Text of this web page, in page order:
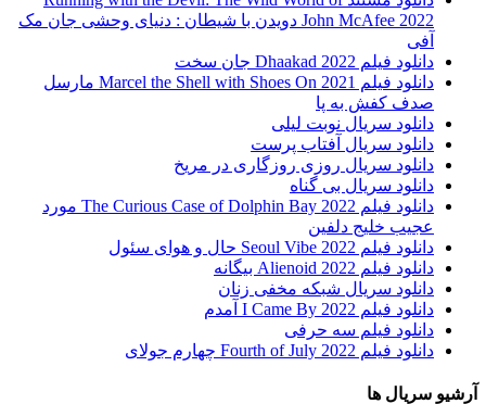
John McAfee 2022 دویدن با شیطان : دنیای وحشی جان مک
آفی
دانلود فیلم Dhaakad 2022 جان سخت
دانلود فیلم Marcel the Shell with Shoes On 2021 مارسل
صدف کفش به پا
دانلود سریال نوبت لیلی
دانلود سریال آفتاب پرست
دانلود سریال روزی روزگاری در مریخ
دانلود سریال بی گناه
دانلود فیلم The Curious Case of Dolphin Bay 2022 مورد
عجیب خلیج دلفین
دانلود فیلم Seoul Vibe 2022 حال و هوای سئول
دانلود فیلم Alienoid 2022 بیگانه
دانلود سریال شبکه مخفی زنان
دانلود فیلم I Came By 2022 آمدم
دانلود فیلم سه حرفی
دانلود فیلم Fourth of July 2022 چهارم جولای
آرشیو سریال ها